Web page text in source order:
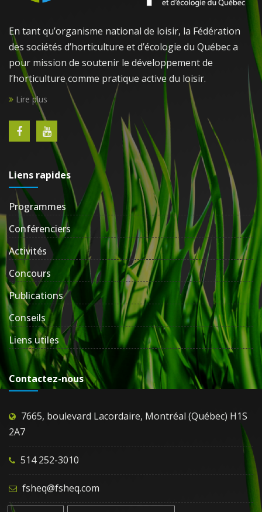
En tant qu’organisme national de loisir, la Fédération
des sociétés d’horticulture et d’écologie du Québec a
pour mission de soutenir le développement de
l’horticulture comme pratique active du loisir.
Lire plus
Liens rapides
Programmes
Conférenciers
Activités
Concours
Publications
Conseils
Liens utiles
Contactez-nous
7665, boulevard Lacordaire, Montréal (Québec) H1S
2A7
514 252-3010
fsheq@fsheq.com